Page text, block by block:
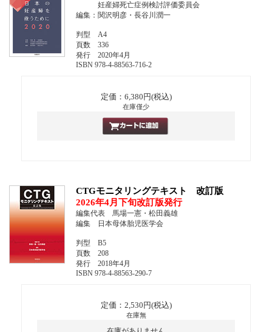
妊産婦死亡症例検討評価委員会
編集：関沢明彦・長谷川潤一
判型 A4
頁数 336
発行 2020年4月
ISBN 978-4-88563-716-2
定価：6,380円(税込)
在庫僅少
CTGモニタリングテキスト 改訂版
2026年4月下旬改訂版発行
編集代表 馬場一憲・松田義雄
編集 日本母体胎児医学会
判型 B5
頁数 208
発行 2018年4月
ISBN 978-4-88563-290-7
定価：2,530円(税込)
在庫無